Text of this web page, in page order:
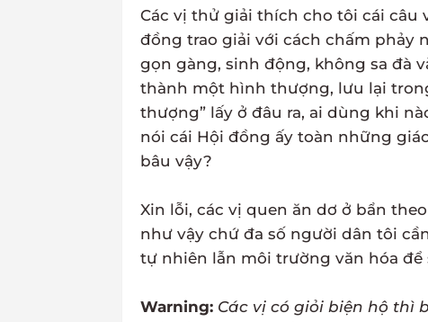
Các vị thử giải thích cho tôi cái câu
đồng trao giải với cách chấm phảy
gọn gàng, sinh động, không sa đà
thành một hình thượng, lưu lại
thượng” lấy ở đâu ra, ai dùng khi
nói cái Hội đồng ấy toàn những
bâu vậy?
Xin lỗi, các vị quen ăn dơ ở bẩn
như vậy chứ đa số người dân tôi
tự nhiên lẫn môi trường văn hóa để
Warning: Các vị có giỏi biện hộ thì